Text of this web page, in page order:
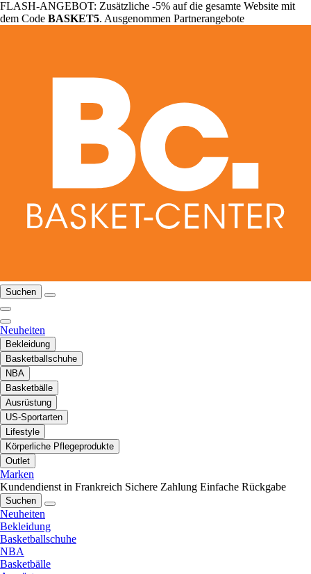
FLASH-ANGEBOT: Zusätzliche -5% auf die gesamte Website mit
dem Code BASKET5. Ausgenommen Partnerangebote
Suchen
Neuheiten
Bekleidung
Basketballschuhe
NBA
Basketbälle
Ausrüstung
US-Sportarten
Lifestyle
Körperliche Pflegeprodukte
Outlet
Marken
Kundendienst in Frankreich Sichere Zahlung Einfache Rückgabe
Suchen
Neuheiten
Bekleidung
Basketballschuhe
NBA
Basketbälle